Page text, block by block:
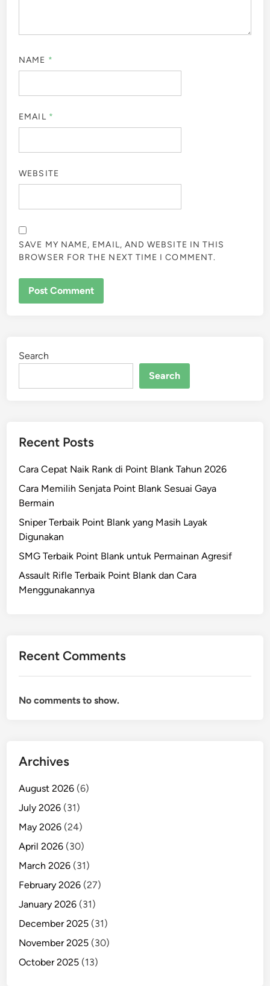
NAME *
EMAIL *
WEBSITE
SAVE MY NAME, EMAIL, AND WEBSITE IN THIS
BROWSER FOR THE NEXT TIME I COMMENT.
Search
Search
Recent Posts
Cara Cepat Naik Rank di Point Blank Tahun 2026
Cara Memilih Senjata Point Blank Sesuai Gaya
Bermain
Sniper Terbaik Point Blank yang Masih Layak
Digunakan
SMG Terbaik Point Blank untuk Permainan Agresif
Assault Rifle Terbaik Point Blank dan Cara
Menggunakannya
Recent Comments
No comments to show.
Archives
August 2026 (6)
July 2026 (31)
May 2026 (24)
April 2026 (30)
March 2026 (31)
February 2026 (27)
January 2026 (31)
December 2025 (31)
November 2025 (30)
October 2025 (13)